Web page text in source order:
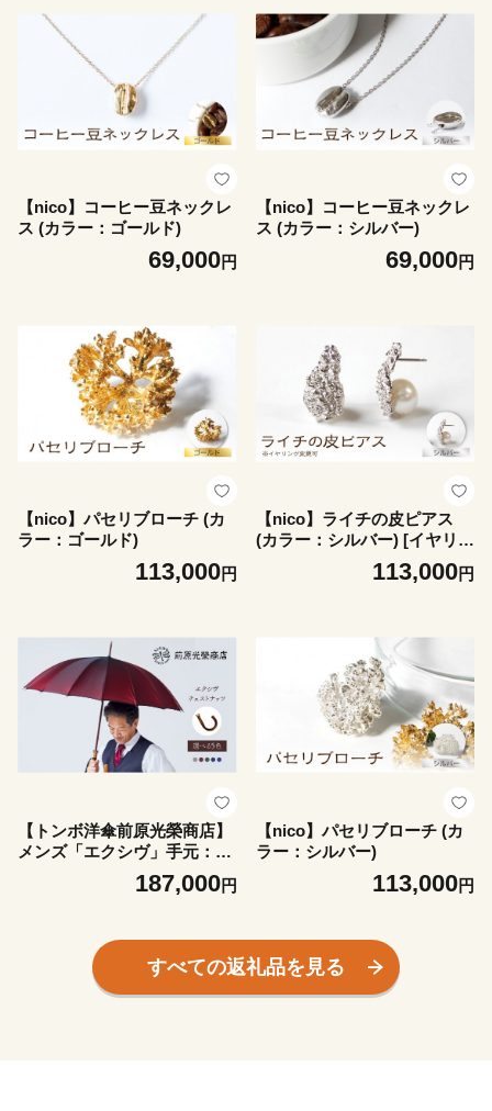
【nico】コーヒー豆ネックレ
ス (カラー：ゴールド)
69,000円
【nico】コーヒー豆ネックレ
ス (カラー：シルバー)
69,000円
【nico】パセリブローチ (カ
ラー：ゴールド)
113,000円
【nico】ライチの皮ピアス
(カラー：シルバー) [イヤリン
113,000円
【トンボ洋傘前原光榮商店】
メンズ「エクシヴ」手元：チ
ェストナッツ（名入れ可） |
傘 メンズ 雨傘 長傘 紳士 男
187,000円
【nico】パセリブローチ (カ
ラー：シルバー)
113,000円
すべての返礼品を見る